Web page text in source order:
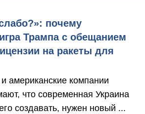
почему
Трампа с обещанием
на ракеты для
американские компании
что современная Украина
создавать, нужен новый ...